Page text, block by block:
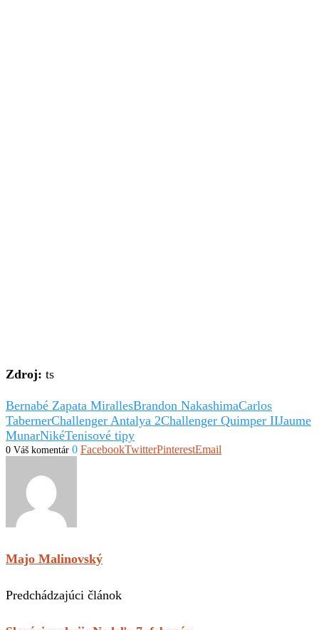
Zdroj: ts
Bernabé Zapata MirallesBrandon NakashimaCarlos
TabernerChallenger Antalya 2Challenger Quimper IIJaume
MunarNikéTenisové tipy
0 Váš komentár 0 FacebookTwitterPinterestEmail
Majo Malinovský
Predchádzajúci článok